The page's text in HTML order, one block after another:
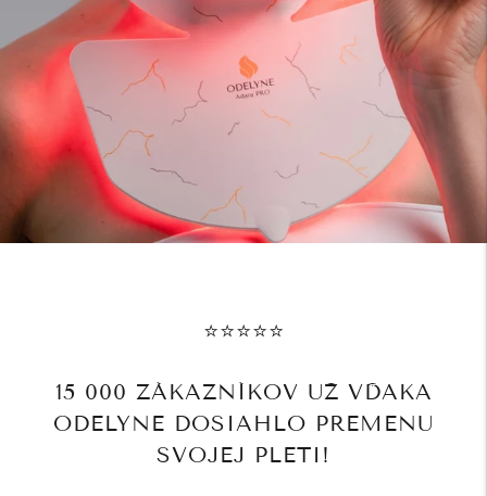
⭐⭐⭐⭐⭐
15 000 ZÁKAZNÍKOV UŽ VĎAKA
ODELYNE DOSIAHLO PREMENU
SVOJEJ PLETI!